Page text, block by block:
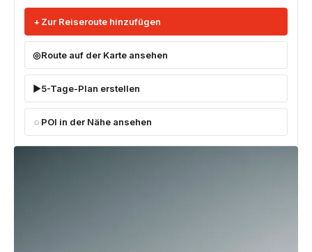
Zur Reiseroute hinzufügen
Route auf der Karte ansehen
5-Tage-Plan erstellen
POI in der Nähe ansehen